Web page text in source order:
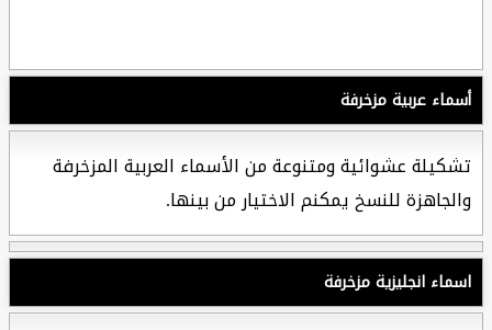
أسماء عربية مزخرفة
تشكيلة عشوائية ومتنوعة من الأسماء العربية المزخرفة
والجاهزة للنسخ يمكنم الاختيار من بينها.
اسماء انجليزية مزخرفة